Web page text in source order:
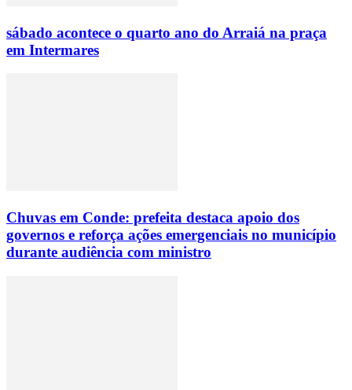
sábado acontece o quarto ano do Arraiá na praça
em Intermares
Chuvas em Conde: prefeita destaca apoio dos
governos e reforça ações emergenciais no município
durante audiência com ministro